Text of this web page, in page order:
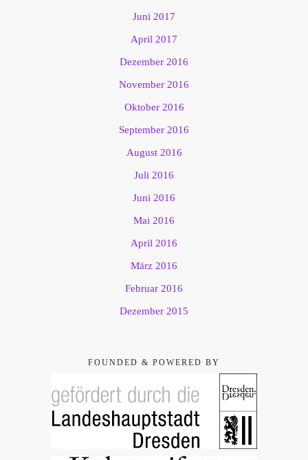
Juni 2017
April 2017
Dezember 2016
November 2016
Oktober 2016
September 2016
August 2016
Juli 2016
Juni 2016
Mai 2016
April 2016
März 2016
Februar 2016
Dezember 2015
FOUNDED & POWERED BY